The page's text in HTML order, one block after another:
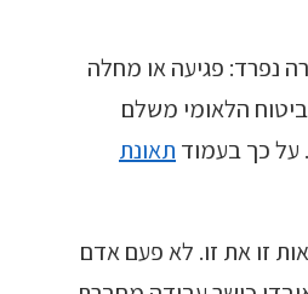
נפרד: פגיעה או מחלה
הלאומי משלם
. על כך בעמוד תאונת
זו את זו. לא פעם אדם